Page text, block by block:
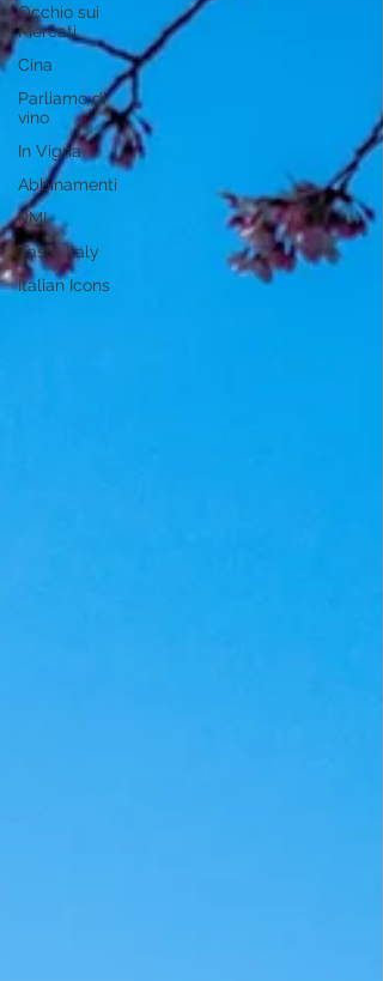
Occhio sui
Mercati
Cina
Parliamo di
vino
In Vigna
Abbinamenti
PMI
Taste Italy
Italian Icons